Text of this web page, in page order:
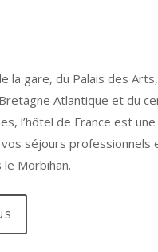
la gare, du Palais des
Atlantique et du
l’hôtel de France est une
séjours professionnels
le Morbihan.